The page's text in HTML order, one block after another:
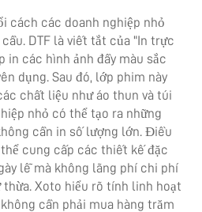
cách các doanh nghiệp nhỏ
DTF là viết tắt của "In trực
in các hình ảnh đầy màu sắc
dụng. Sau đó, lớp phim này
chất liệu như áo thun và túi
nhỏ có thể tạo ra những
cần in số lượng lớn. Điều
cung cấp các thiết kế đặc
lễ mà không lãng phí chi phí
thừa. Xoto hiểu rõ tính linh hoạt
cần phải mua hàng trăm